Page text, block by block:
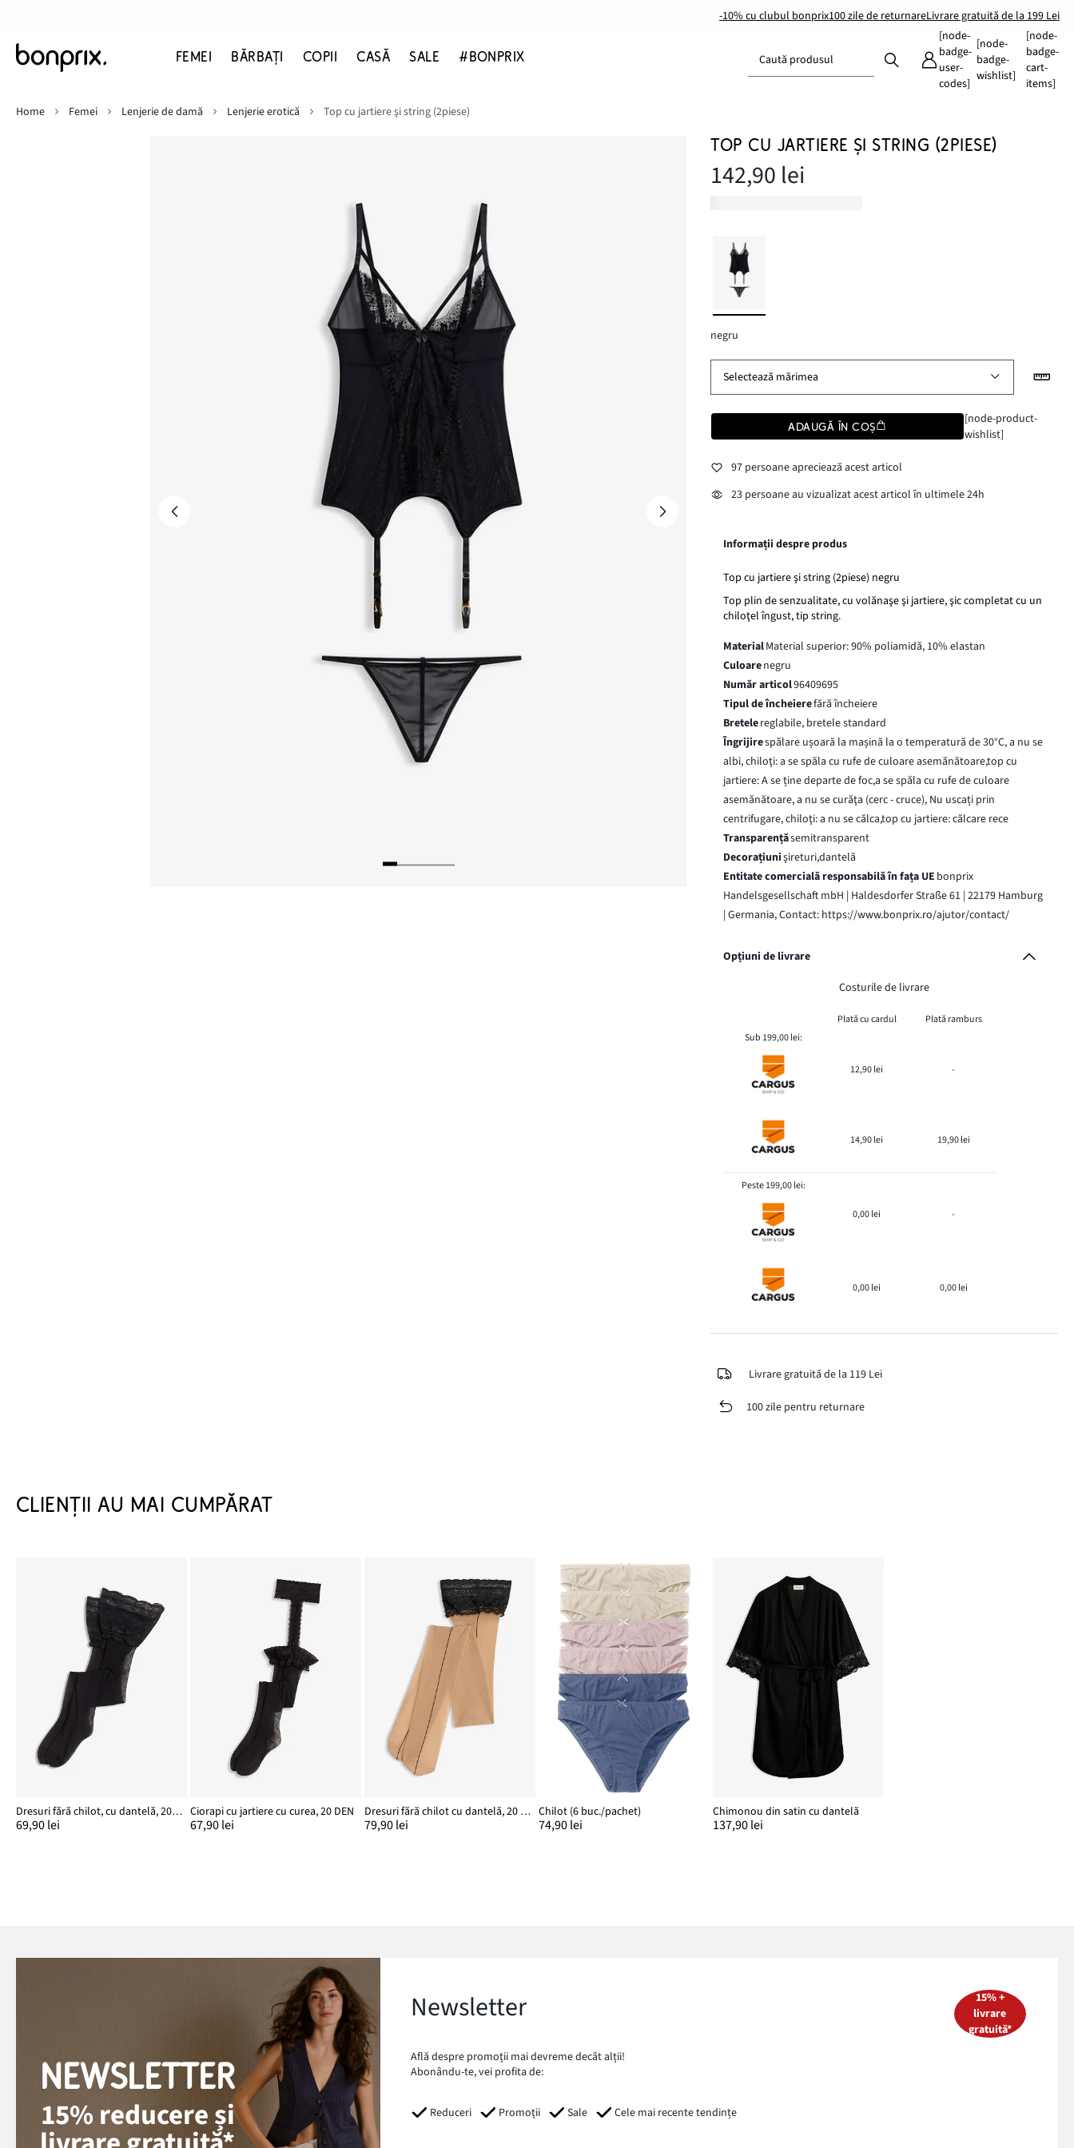
-10% cu clubul bonprix100 zile de returnareLivrare gratuită de la 199 Lei
FEMEI BĂRBAŢI COPII CASĂ SALE #BONPRIX Caută produsul
[node-
badge-
user-
codes]
[node-
badge-
wishlist]
[node-
badge-
cart-
items]
Home
Femei Lenjerie de damă Lenjerie erotică Top cu jartiere şi string (2piese)
TOP CU JARTIERE ŞI STRING (2PIESE)
142,90 lei
negru
Selectează mărimea
ADAUGĂ ÎN COȘ
[node-product-
wishlist]
97 persoane apreciează acest articol
23 persoane au vizualizat acest articol în ultimele 24h
Informații despre produs
Top cu jartiere şi string (2piese) negru
Top plin de senzualitate, cu volănaşe şi jartiere, şic completat cu un
chiloţel îngust, tip string.
MaterialMaterial superior: 90% poliamidă, 10% elastan
Culoarenegru
Număr articol96409695
Tipul de încheierefără încheiere
Bretelereglabile, bretele standard
Îngrijirespălare ușoară la mașină la o temperatură de 30°C, a nu se
albi, chiloţi: a se spăla cu rufe de culoare asemănătoare,top cu
jartiere: A se ține departe de foc,a se spăla cu rufe de culoare
asemănătoare, a nu se curăţa (cerc - cruce), Nu uscați prin
centrifugare, chiloţi: a nu se călca,top cu jartiere: călcare rece
Transparențăsemitransparent
Decorațiunişireturi,dantelă
Entitate comercială responsabilă în fața UE bonprix
Handelsgesellschaft mbH | Haldesdorfer Straße 61 | 22179 Hamburg
| Germania, Contact: https://www.bonprix.ro/ajutor/contact/
Opțiuni de livrare
Costurile de livrare
Plată cu cardul
Plată ramburs
Sub 199,00 lei:
12,90 lei -
14,90 lei 19,90 lei
Peste 199,00 lei:
0,00 lei -
0,00 lei 0,00 lei
Livrare gratuită de la 119 Lei
100 zile pentru returnare
CLIENȚII AU MAI CUMPĂRAT
Dresuri fără chilot, cu dantelă, 20 DEN
69,90 lei
Ciorapi cu jartiere cu curea, 20 DEN
67,90 lei
Dresuri fără chilot cu dantelă, 20 DEN
79,90 lei
Chilot (6 buc./pachet)
74,90 lei
Chimonou din satin cu dantelă
137,90 lei
NEWSLETTER
15% reducere și
Newsletter
Află despre promoții mai devreme decât alții!
Abonându-te, vei profita de:
Reduceri Promoții Sale Cele mai recente tendințe
15% +
livrare
gratuită*